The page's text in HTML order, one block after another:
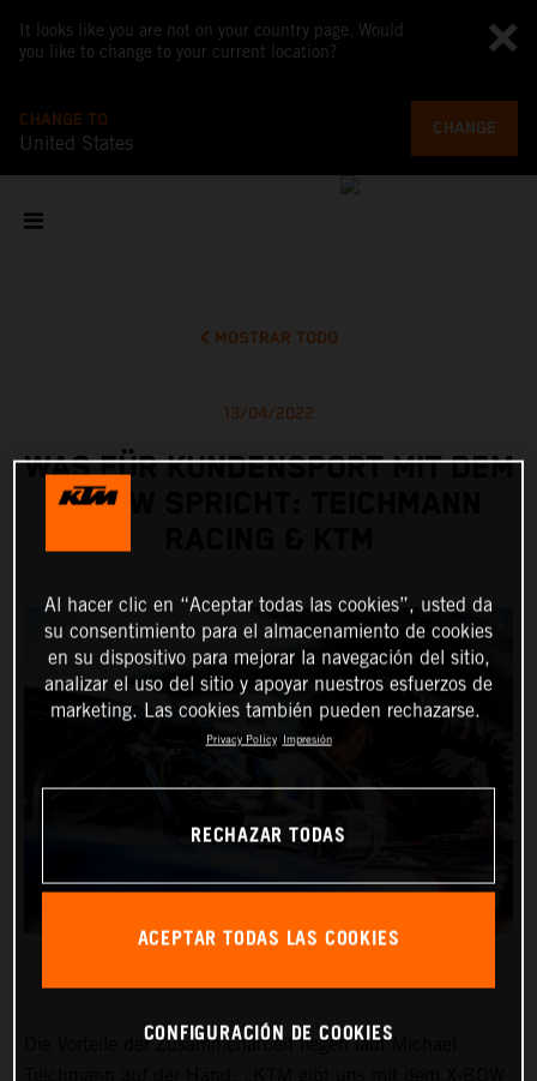
It looks like you are not on your country page. Would
you like to change to your current location?
CHANGE TO
United States
CHANGE
MOSTRAR TODO
13/04/2022
WAS FÜR KUNDENSPORT MIT DEM
X-BOW SPRICHT: TEICHMANN
Die Vorteile der Zusammenarbeit liegen laut Michael
Al hacer clic en “Aceptar todas las cookies”, usted da
su consentimiento para el almacenamiento de cookies
en su dispositivo para mejorar la navegación del sitio,
analizar el uso del sitio y apoyar nuestros esfuerzos de
marketing. Las cookies también pueden rechazarse.
Privacy Policy Impresión
RECHAZAR TODAS
ACEPTAR TODAS LAS COOKIES
CONFIGURACIÓN DE COOKIES